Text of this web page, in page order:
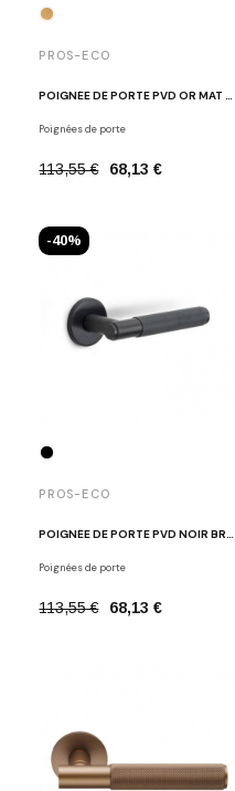
PROS-ECO
POIGNÉE DE PORTE PVD OR MAT NOA
Poignées de porte
113,55 € 68,13 €
PROS-ECO
POIGNÉE DE PORTE PVD NOIR BROSSÉ NOA
Poignées de porte
113,55 € 68,13 €
-40%